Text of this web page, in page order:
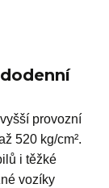
provozní
520 kg/cm².
i těžké
vozíky